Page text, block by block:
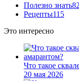
Полезно знать82
Рецепты115
Это интересно
Что такое
20 мая 2026